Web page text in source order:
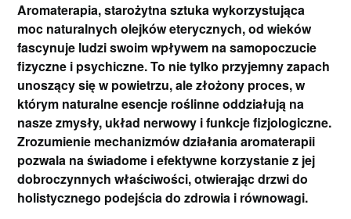
Aromaterapia, starożytna sztuka wykorzystująca
moc naturalnych olejków eterycznych, od wieków
fascynuje ludzi swoim wpływem na samopoczucie
fizyczne i psychiczne. To nie tylko przyjemny zapach
unoszący się w powietrzu, ale złożony proces, w
którym naturalne esencje roślinne oddziałują na
nasze zmysły, układ nerwowy i funkcje fizjologiczne.
Zrozumienie mechanizmów działania aromaterapii
pozwala na świadome i efektywne korzystanie z jej
dobroczynnych właściwości, otwierając drzwi do
holistycznego podejścia do zdrowia i równowagi.